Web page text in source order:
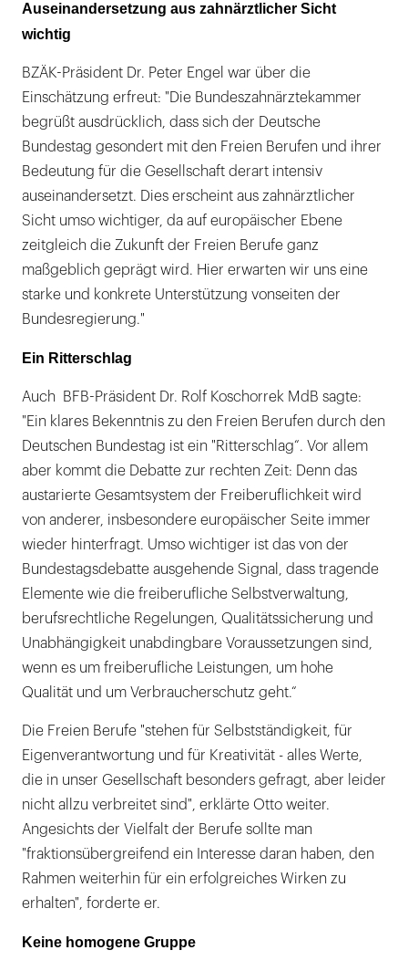
Auseinandersetzung aus zahnärztlicher Sicht
wichtig
BZÄK-Präsident Dr. Peter Engel war über die
Einschätzung erfreut: "Die Bundeszahnärztekammer
begrüßt ausdrücklich, dass sich der Deutsche
Bundestag gesondert mit den Freien Berufen und ihrer
Bedeutung für die Gesellschaft derart intensiv
auseinandersetzt. Dies erscheint aus zahnärztlicher
Sicht umso wichtiger, da auf europäischer Ebene
zeitgleich die Zukunft der Freien Berufe ganz
maßgeblich geprägt wird. Hier erwarten wir uns eine
starke und konkrete Unterstützung vonseiten der
Bundesregierung."
Ein Ritterschlag
Auch BFB-Präsident Dr. Rolf Koschorrek MdB sagte:
"Ein klares Bekenntnis zu den Freien Berufen durch den
Deutschen Bundestag ist ein "Ritterschlag“. Vor allem
aber kommt die Debatte zur rechten Zeit: Denn das
austarierte Gesamtsystem der Freiberuflichkeit wird
von anderer, insbesondere europäischer Seite immer
wieder hinterfragt. Umso wichtiger ist das von der
Bundestagsdebatte ausgehende Signal, dass tragende
Elemente wie die freiberufliche Selbstverwaltung,
berufsrechtliche Regelungen, Qualitätssicherung und
Unabhängigkeit unabdingbare Voraussetzungen sind,
wenn es um freiberufliche Leistungen, um hohe
Qualität und um Verbraucherschutz geht.“
Die Freien Berufe "stehen für Selbstständigkeit, für
Eigenverantwortung und für Kreativität - alles Werte,
die in unser Gesellschaft besonders gefragt, aber leider
nicht allzu verbreitet sind", erklärte Otto weiter.
Angesichts der Vielfalt der Berufe sollte man
"fraktionsübergreifend ein Interesse daran haben, den
Rahmen weiterhin für ein erfolgreiches Wirken zu
erhalten", forderte er.
Keine homogene Gruppe